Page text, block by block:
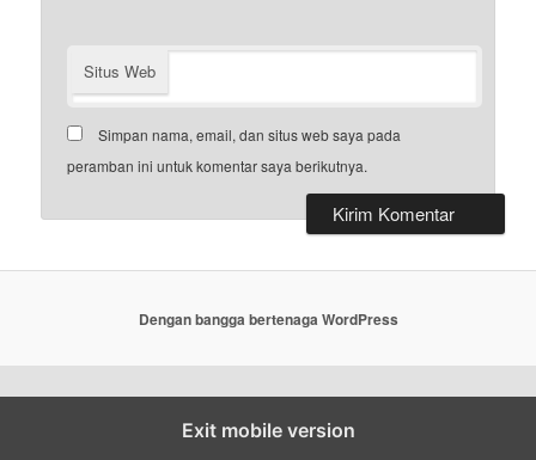
Situs Web
Simpan nama, email, dan situs web saya pada
peramban ini untuk komentar saya berikutnya.
Dengan bangga bertenaga WordPress
Exit mobile version